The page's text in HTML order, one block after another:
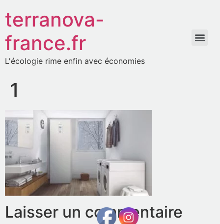
terranova-
france.fr
L'écologie rime enfin avec économies
1
Laisser un commentaire